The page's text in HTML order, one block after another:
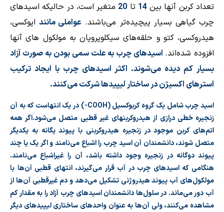
تعداد کربن آنها بین14 تا 20 متغیر است، در حالیکه اسیدهای
چرب گیاهی بسیار پیچیده‌تر می‌باشند. عواملی ماننداپوکسی،
هیدروکسی، کتو و حلقه‌های سیکلوپروپان به مولکول های آنها
افزوده شده‌اند. اسیدهای چرب به علت سمی بودن به صورت آزاد
بسیار کم دیده می‌شوند. اکثر اسیدهای چرب با ایجاد ترکیب
استرهای اکسیژن در ساختار لیپیدها شرکت می‌کنند.
اسید چرب شامل یک گروه کربوکسیل(-COOH)در یک انتهاست که به آن
زنجیره خطی درازی از هیدروکربنهای غیر قطبی متصل می‌شود.اگر همه
اتم‌های کربن موجود در زنجیره هیدروکربنی با پیوند یگانه به یکدیگر
متصل شوند، دانشمندان آن اسید چرب را اشباع می‌نامند و اگر یک یا چند
پیوند دوگانه در زنجیره وجود داشته باشد، آن را غیراشباع می‌نامند.
هنگامی که اسیدهای چرب در آب قرار می‌گیرند، انتهای قطبی آن‌ها با
مولکول‌های آب پیوند هیدروژنی تشکیل می‌دهد و دم غیرقطبی آن‌ها از
آب دور می‌ماند. در سلول‌ها دانشمندان اسیدهای چرب آزاد را به مقدار کم
مشاهده می‌کنند، ولی آن‌ها به عنوان واحدهای ساختاری لیپیدهای دیگر